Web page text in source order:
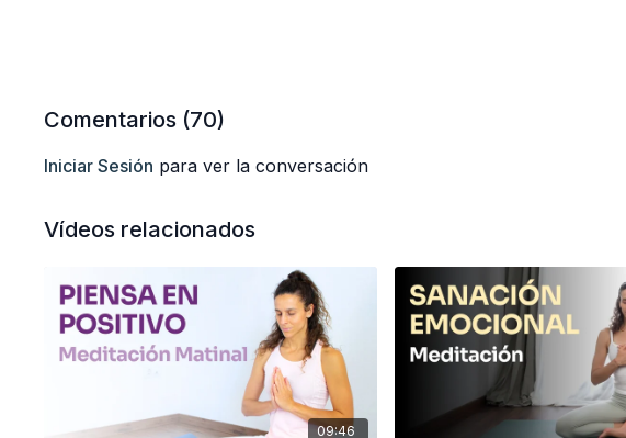
Comentarios (70)
Iniciar Sesión para ver la conversación
Vídeos relacionados
09:46